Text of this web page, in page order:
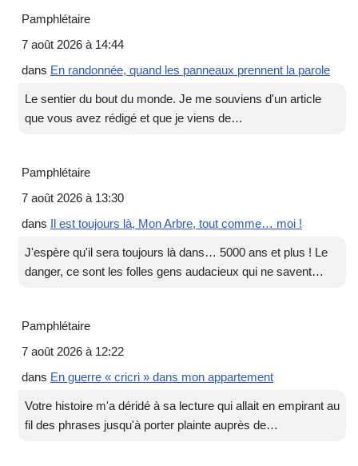
Pamphlétaire
7 août 2026 à 14:44
dans En randonnée, quand les panneaux prennent la parole
Le sentier du bout du monde. Je me souviens d'un article
que vous avez rédigé et que je viens de…
Pamphlétaire
7 août 2026 à 13:30
dans Il est toujours là, Mon Arbre, tout comme… moi !
J'espère qu'il sera toujours là dans… 5000 ans et plus ! Le
danger, ce sont les folles gens audacieux qui ne savent…
Pamphlétaire
7 août 2026 à 12:22
dans En guerre « cricri » dans mon appartement
Votre histoire m'a déridé à sa lecture qui allait en empirant au
fil des phrases jusqu'à porter plainte auprès de…